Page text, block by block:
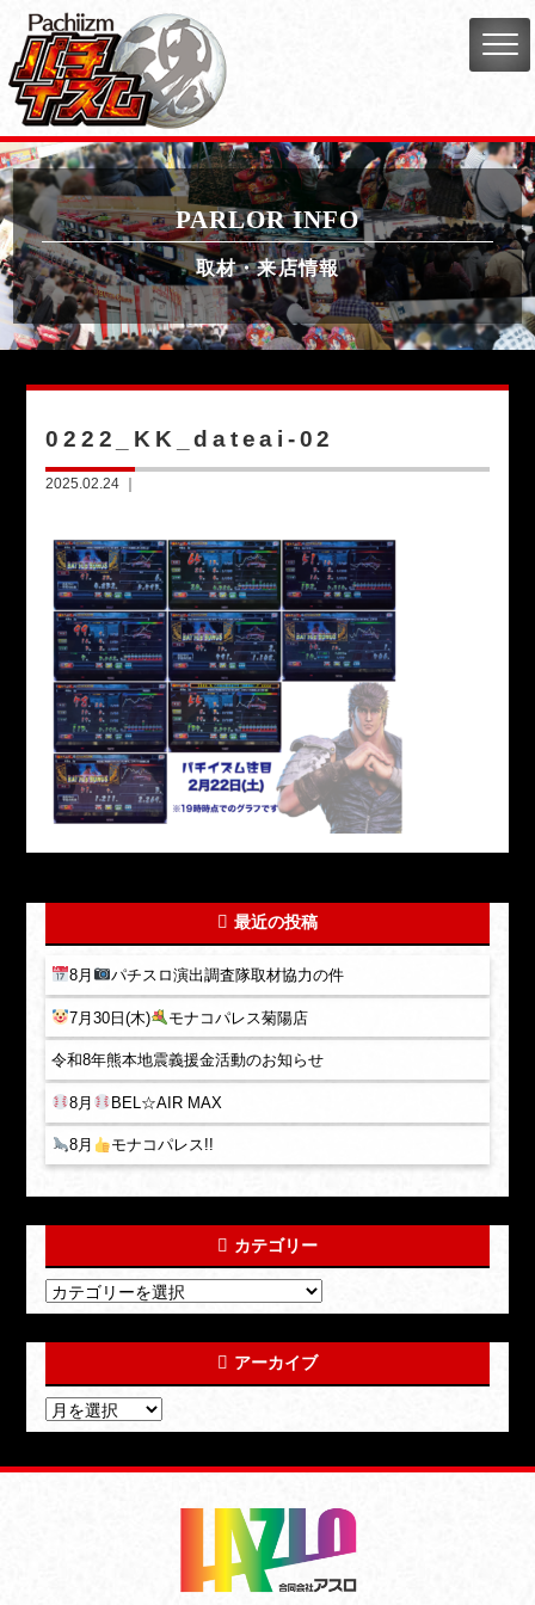
PARLOR INFO
取材・来店情報
0222_KK_dateai-02
2025.02.24 ｜
最近の投稿
8月 パチスロ演出調査隊取材協力の件
7月30日(木) モナコパレス菊陽店
令和8年熊本地震義援金活動のお知らせ
8月 BEL☆AIR MAX
8月 モナコパレス!!
カテゴリー
アーカイブ